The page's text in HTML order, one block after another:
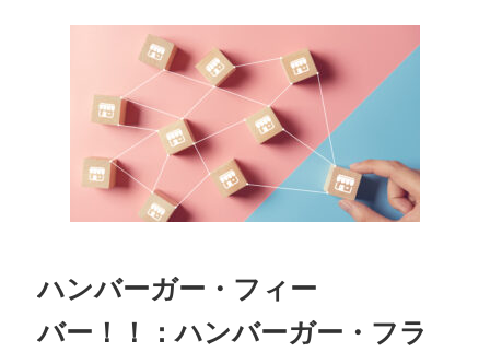
でOPENします。
2024.03.20
横浜ワールドポーターズ店がプレオープ
ンしました。
2023.08.09
日之出出版「Fine 2023年9月号」にて、テ
ディーズビガーバーガー原宿表参道店が
2023.08.02
TBSテレビ
「ラヴィット!」
Y'S BIGGER BURGERS表参道店の「 ギ
ハンバーガー・フィー
バー！！：ハンバーガー・フラ